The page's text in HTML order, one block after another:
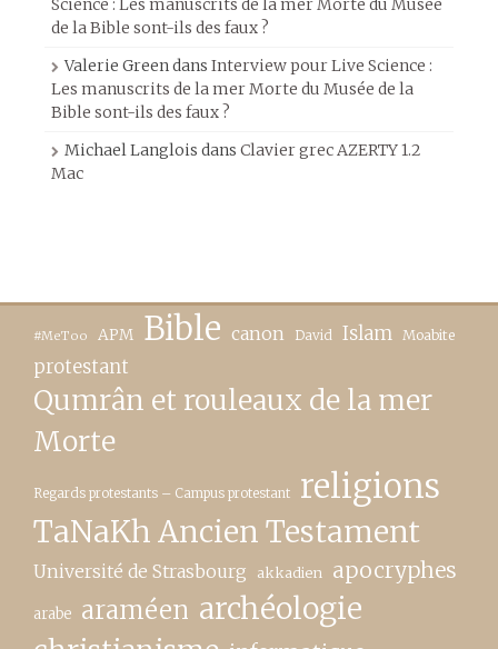
Science : Les manuscrits de la mer Morte du Musée
de la Bible sont-ils des faux ?
Valerie Greendans Interview pour Live Science :
Les manuscrits de la mer Morte du Musée de la
Bible sont-ils des faux ?
Michael Langlois dans Clavier grec AZERTY 1.2
Mac
#MeToo APM Bible canon David Islam Moabite
protestant
Qumrân et rouleaux de la mer
Morte
Regards protestants – Campus protestant religions
TaNaKh Ancien Testament
Université de Strasbourg akkadien apocryphes
arabe araméen archéologie